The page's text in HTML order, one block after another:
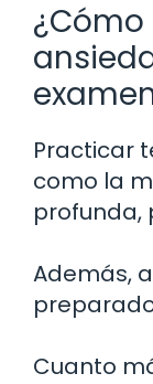
Practicar
como la
profunda,
Además,
Cuanto